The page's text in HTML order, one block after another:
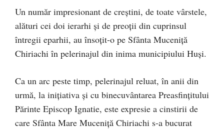
Un număr impresionant de creștini, de toate vârstele,
alături cei doi ierarhi și de preoții din cuprinsul
întregii eparhii, au însoțit-o pe Sfânta Muceniță
Chiriachi în pelerinajul din inima municipiului Huși.
Ca un arc peste timp, pelerinajul reluat, în anii din
urmă, la inițiativa și cu binecuvântarea Preasfințitului
Părinte Episcop Ignatie, este expresie a cinstirii de
care Sfânta Mare Muceniță Chiriachi s-a bucurat